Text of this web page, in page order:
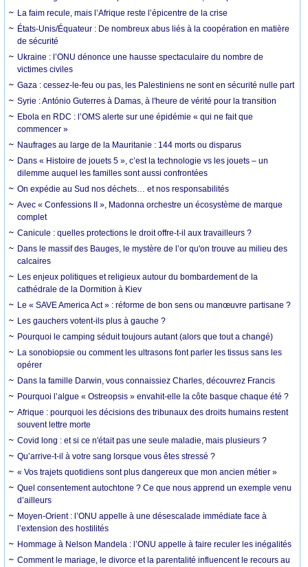
La faim recule, mais l’Afrique reste l’épicentre de la crise
États-Unis/Équateur : De nombreux abus liés à la coopération en matière
de sécurité
Ukraine : l’ONU dénonce une hausse spectaculaire du nombre de
victimes civiles
Gaza : cessez-le-feu ou pas, les Palestiniens ne sont en sécurité nulle part
Syrie : António Guterres à Damas, à l'heure de vérité pour la transition
Ebola en RDC : l’OMS alerte sur une épidémie « qui ne fait que
commencer »
Naufrages au large de la Mauritanie : 144 morts ou disparus
Dans « Histoire de jouets 5 », c’est la technologie vs les jouets – un
dilemme auquel les familles sont aussi confrontées
On expédie au Sud nos déchets… et nos responsabilités
Avec « Confessions II », Madonna orchestre un écosystème de marque
complet
Canicule : quelles protections le droit offre-t-il aux travailleurs ?
Dans le massif des Bauges, le mystère de l’or qu'on trouve au milieu des
calcaires
Les enjeux politiques et religieux autour du bombardement de la
cathédrale de la Dormition à Kiev
Le « SAVE America Act » : réforme de bon sens ou manœuvre partisane ?
Les gauchers votent-ils plus à gauche ?
Pourquoi le camping séduit toujours autant (alors que tout a changé)
La sonobiopsie ou comment les ultrasons font parler les tissus sans les
opérer
Dans la famille Darwin, vous connaissiez Charles, découvrez Francis
Pourquoi l’algue « Ostreopsis » envahit-elle la côte basque chaque été ?
Afrique : pourquoi les décisions des tribunaux des droits humains restent
souvent lettre morte
Covid long : et si ce n'était pas une seule maladie, mais plusieurs ?
Qu’arrive-t-il à votre sang lorsque vous êtes stressé ?
« Vos trajets quotidiens sont plus dangereux que mon ancien métier »
Quel consentement autochtone ? Ce que nous apprend un exemple venu
d’ailleurs
Moyen-Orient : l’ONU appelle à une désescalade immédiate face à
l’extension des hostilités
Hommage à Nelson Mandela : l’ONU appelle à faire reculer les inégalités
Comment le mariage, le divorce et la parentalité influencent le recours au